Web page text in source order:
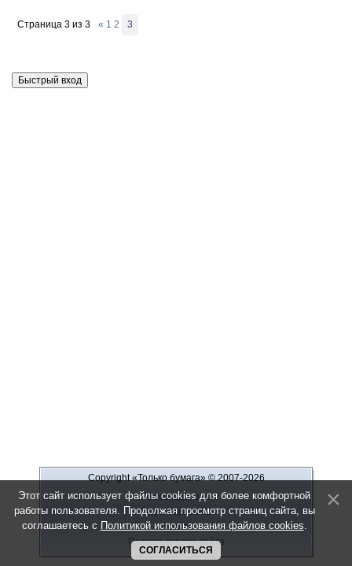
Страница 3 из 3 « 1 2 3
Copyright «Только бумага»© 2007-2026
Рекламодателю
Обратная связь
О сайте
Полная версия сайта
Этот сайт использует файлы cookies для более комфортной
работы пользователя. Продолжая просмотр страниц сайта, вы
соглашаетесь с Политикой использования файлов cookies.
СОГЛАСИТЬСЯ